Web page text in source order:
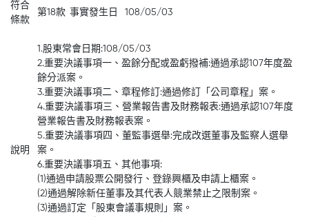
符合
條款
第18款 事實發生日 108/05/03
說明
1.股東常會日期:108/05/03
2.重要決議事項一、盈餘分配或盈虧撥補:通過承認107年度盈
餘分派案。
3.重要決議事項二、章程修訂:通過修訂「公司章程」案。
4.重要決議事項三、營業報告書及財務報表:通過承認107年度
營業報告書及財務報表案。
5.重要決議事項四、董監事選舉:完成改選董事及監察人選舉
案。
6.重要決議事項五、其他事項:
(1)通過申請股票公開發行、登錄興櫃及申請上櫃案。
(2)通過解除新任董事及其代表人競業禁止之限制案。
(3)通過訂定「股東會議事規則」案。